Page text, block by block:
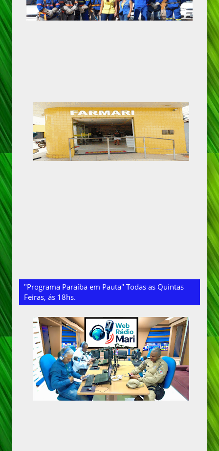
"Programa Paraíba em Pauta" Todas as Quintas
Feiras, ás 18hs.